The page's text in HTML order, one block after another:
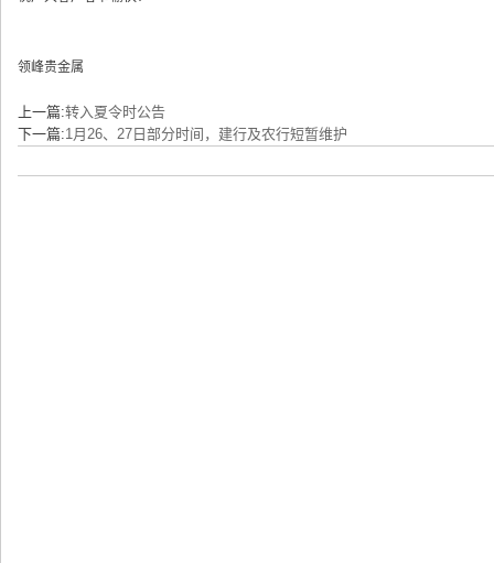
领峰贵金属
上一篇:转入夏令时公告
下一篇:1月26、27日部分时间，建行及农行短暂维护